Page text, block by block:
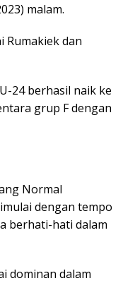
malam.
Rumakiek dan
24 berhasil naik ke
grup F dengan
Normal
dengan tempo
berhati-hati dalam
dominan dalam